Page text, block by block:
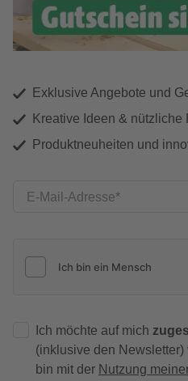
Exklusive Angebote und
Kreative Ideen & nützliche
Produktneuheiten und
E-Mail-Adresse
Ich möchte auf mich
(inklusive den
bin mit der Nutzung